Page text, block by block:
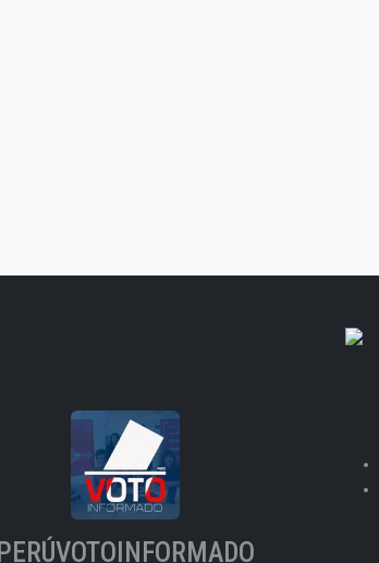
PERÚVOTOINFORMADO